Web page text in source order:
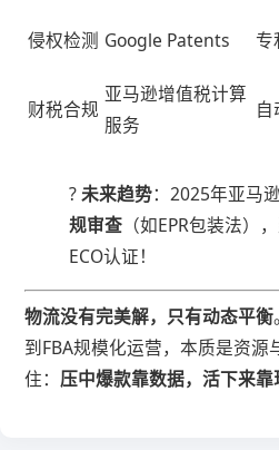
侵权检测 Google Patents 专
财税合规
亚马逊增值税计算
服务
自
? ​​未来趋势​：2025年亚马
规审查​ （如EPR包装法）
ECO认证！
​物流没有完美解，只有动态平衡​
到FBA规模化运营，本质是资源
住：​压中爆款靠数据，活下来靠